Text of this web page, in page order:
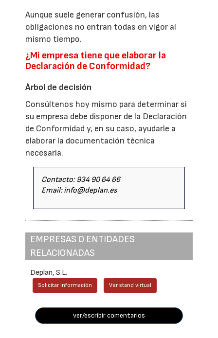
Aunque suele generar confusión, las
obligaciones no entran todas en vigor al
mismo tiempo.
¿Mi empresa tiene que elaborar la
Declaración de Conformidad?
Árbol de decisión
Consúltenos hoy mismo para determinar si
su empresa debe disponer de la Declaración
de Conformidad y, en su caso, ayudarle a
elaborar la documentación técnica
necesaria.
Contacto: 934 90 64 66
Email: info@deplan.es
EMPRESAS O ENTIDADES
RELACIONADAS
Deplan, S.L.
Solicitar información Ver stand virtual
ver/escribir comentarios